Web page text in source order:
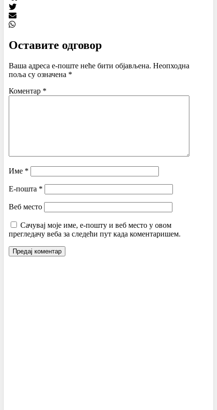
Оставите одговор
Ваша адреса е-поште неће бити објављена. Неопходна
поља су означена *
Коментар *
Име *
Е-пошта *
Веб место
Сачувај моје име, е-пошту и веб место у овом
прегледачу веба за следећи пут када коментаришем.